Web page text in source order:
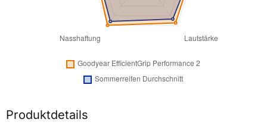
Produktdetails